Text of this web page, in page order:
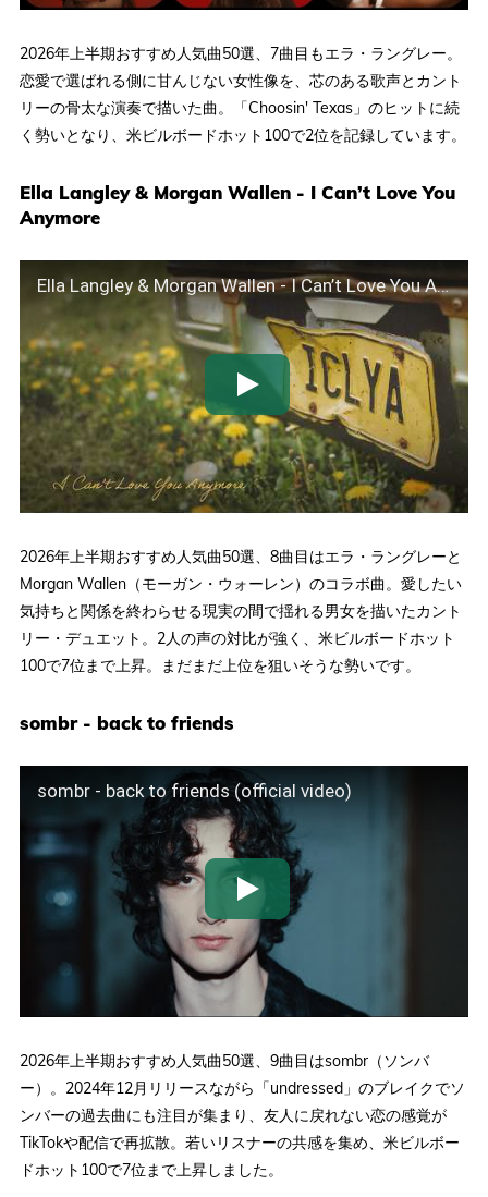
2026年上半期おすすめ人気曲50選、7曲目もエラ・ラングレー。
恋愛で選ばれる側に甘んじない女性像を、芯のある歌声とカント
リーの骨太な演奏で描いた曲。「Choosin' Texas」のヒットに続
く勢いとなり、米ビルボードホット100で2位を記録しています。
Ella Langley & Morgan Wallen - I Can’t Love You
Anymore
Ella Langley & Morgan Wallen - I Can’t Love You Anymore (Official Lyric Video)
2026年上半期おすすめ人気曲50選、8曲目はエラ・ラングレーと
Morgan Wallen（モーガン・ウォーレン）のコラボ曲。愛したい
気持ちと関係を終わらせる現実の間で揺れる男女を描いたカント
リー・デュエット。2人の声の対比が強く、米ビルボードホット
100で7位まで上昇。まだまだ上位を狙いそうな勢いです。
sombr - back to friends
sombr - back to friends (official video)
2026年上半期おすすめ人気曲50選、9曲目はsombr（ソンバ
ー）。2024年12月リリースながら「undressed」のブレイクでソ
ンバーの過去曲にも注目が集まり、友人に戻れない恋の感覚が
TikTokや配信で再拡散。若いリスナーの共感を集め、米ビルボー
ドホット100で7位まで上昇しました。